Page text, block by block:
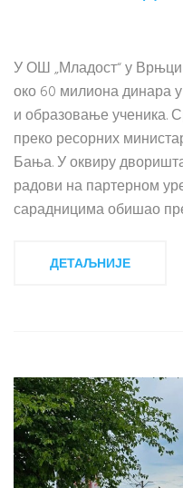
У ОШ „Младост“ у
око 60 милиона динара
и образовање ученика.
преко ресорних
Бања. У оквиру
радови на партерном
сарадницима обишао
ДЕТАЉНИЈЕ